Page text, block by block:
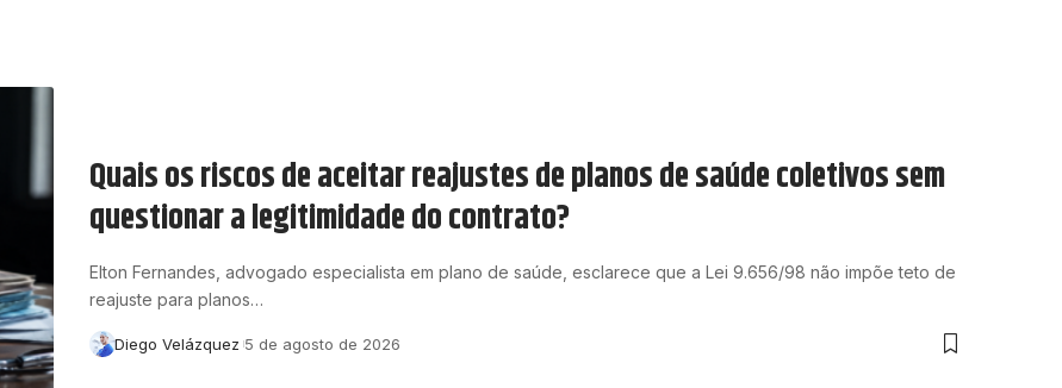
Quais os riscos de aceitar reajustes de planos de saúde coletivos sem
questionar a legitimidade do contrato?
Elton Fernandes, advogado especialista em plano de saúde, esclarece que a Lei 9.656/98 não impõe teto de
reajuste para planos…
Diego Velázquez 5 de agosto de 2026